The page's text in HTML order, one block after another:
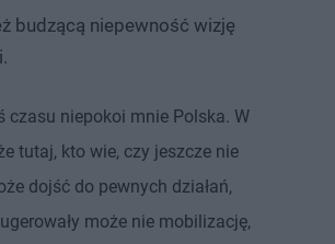
budzącą niepewność wizję
czasu niepokoi mnie Polska. W
tutaj, kto wie, czy jeszcze nie
dojść do pewnych działań,
może nie mobilizację,